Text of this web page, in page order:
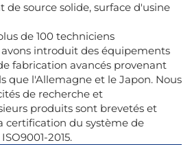
de source solide, surface d'usine
de 100 techniciens
avons introduit des équipements
fabrication avancés provenant
que l'Allemagne et le Japon. Nous
de recherche et
produits sont brevetés et
certification du système de
2015.